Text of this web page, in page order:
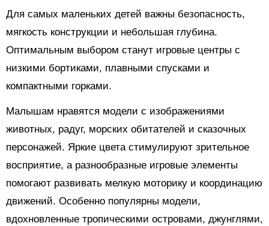
Для самых маленьких детей важны безопасность,
мягкость конструкции и небольшая глубина.
Оптимальным выбором станут игровые центры с
низкими бортиками, плавными спусками и
компактными горками.
Малышам нравятся модели с изображениями
животных, радуг, морских обитателей и сказочных
персонажей. Яркие цвета стимулируют зрительное
восприятие, а разнообразные игровые элементы
помогают развивать мелкую моторику и координацию
движений. Особенно популярны модели,
вдохновленные тропическими островами, джунглями,